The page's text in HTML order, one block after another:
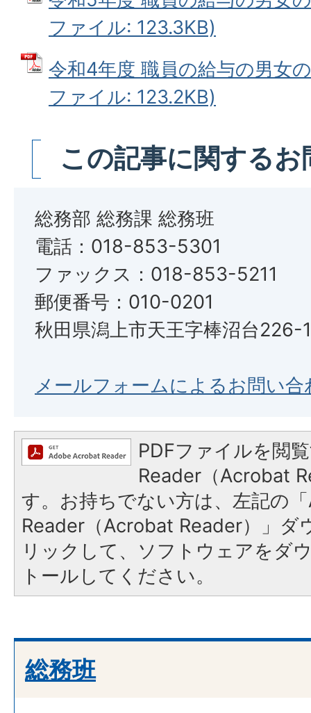
ファイル: 123.3KB)
令和4年度 職員の給与の男女
ファイル: 123.2KB)
この記事に関する
総務部 総務課 総務班
電話：018-853-5301
ファックス：018-853-5211
郵便番号：010-0201
秋田県潟上市天王字棒沼台226-1
メールフォームによるお問い合
PDFファイルを閲
Reader（Acrobat
す。お持ちでない方は、左記の
Reader（Acrobat Reader）」ダ
リックして、ソフトウェアをダ
トールしてください。
総務班